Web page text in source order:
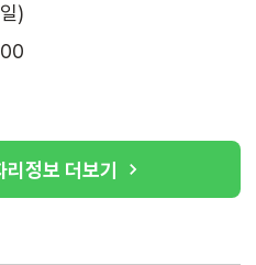
)
리정보 더보기